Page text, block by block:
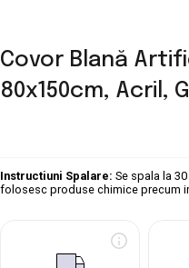
Covor Blană
80x150cm, Acril,
Instructiuni Spalare: Se spala la
folosesc produse chimice precum